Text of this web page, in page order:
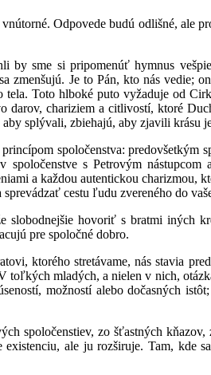
Odpovede budú odlišné, ale
by sme si pripomenúť hymnus
zmenšujú. Je to Pán, kto nás vedie;
Toto hlboké puto vyžaduje od
darov, chariziem a citlivostí, ktoré
splývali, zbiehajú, aby zjavili krásu
spoločenstva: predovšetkým
s Petrovým nástupcom
a každou autentickou charizmou,
cestu ľudu zvereného do
slobodnejšie hovoriť s bratmi iných
pre spoločné dobro.
ktorého stretávame, nás stavia
mladých, a nielen v nich,
možností alebo dočasných
spoločenstiev, zo šťastných
ale ju rozširuje. Tam, kde